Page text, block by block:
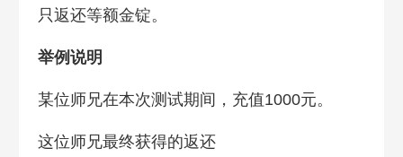
只返还等额金锭。
举例说明
某位师兄在本次测试期间，充值1000元。
这位师兄最终获得的返还